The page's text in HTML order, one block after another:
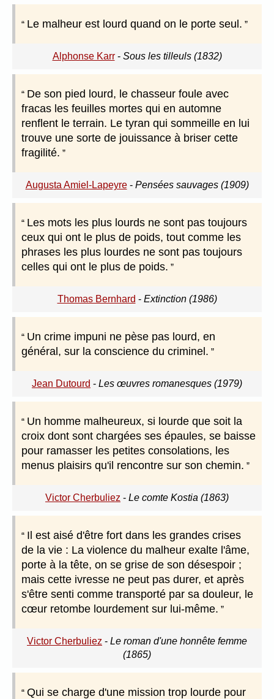
Le malheur est lourd quand on le porte seul.
Alphonse Karr- Sous les tilleuls (1832)
De son pied lourd, le chasseur foule avec
fracas les feuilles mortes qui en automne
renflent le terrain. Le tyran qui sommeille en lui
trouve une sorte de jouissance à briser cette
fragilité.
Augusta Amiel-Lapeyre- Pensées sauvages (1909)
Les mots les plus lourds ne sont pas toujours
ceux qui ont le plus de poids, tout comme les
phrases les plus lourdes ne sont pas toujours
celles qui ont le plus de poids.
Thomas Bernhard - Extinction (1986)
Un crime impuni ne pèse pas lourd, en
général, sur la conscience du criminel.
Jean Dutourd - Les œuvres romanesques (1979)
Un homme malheureux, si lourde que soit la
croix dont sont chargées ses épaules, se baisse
pour ramasser les petites consolations, les
menus plaisirs qu'il rencontre sur son chemin.
Victor Cherbuliez - Le comte Kostia (1863)
Il est aisé d'être fort dans les grandes crises
de la vie : La violence du malheur exalte l'âme,
porte à la tête, on se grise de son désespoir ;
mais cette ivresse ne peut pas durer, et après
s'être senti comme transporté par sa douleur, le
cœur retombe lourdement sur lui-même.
Victor Cherbuliez - Le roman d'une honnête femme
(1865)
Qui se charge d'une mission trop lourde pour